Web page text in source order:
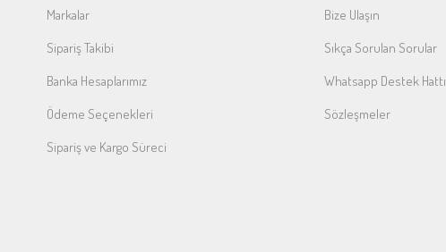
Markalar
Sipariş Takibi
Banka Hesaplarımız
Ödeme Seçenekleri
Sipariş ve Kargo Süreci
Bize Ulaşın
Sıkça Sorulan Sorular
Whatsapp Destek Hattı
Sözleşmeler